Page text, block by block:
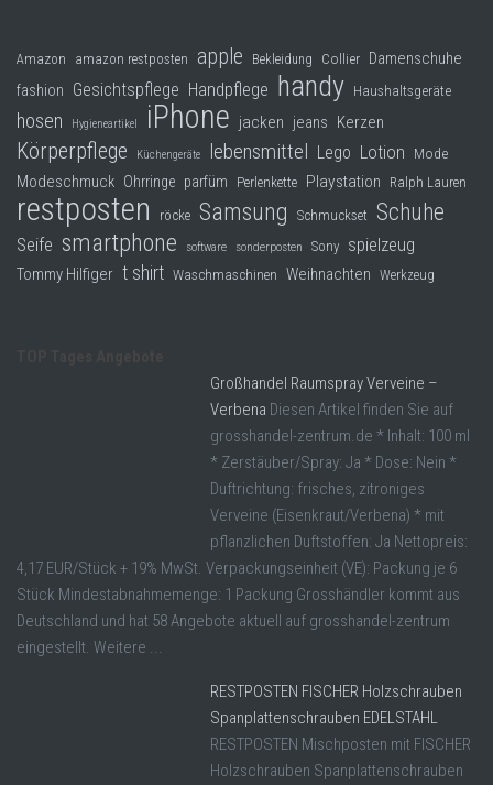
Amazon amazon restposten apple Bekleidung Collier Damenschuhe
fashion Gesichtspflege Handpflege handy Haushaltsgeräte
hosen Hygieneartikel iPhone jacken jeans Kerzen
Körperpflege Küchengeräte lebensmittel Lego Lotion Mode
Modeschmuck Ohrringe parfüm Perlenkette Playstation Ralph Lauren
restposten röcke Samsung Schmuckset Schuhe
Seife smartphone software sonderposten Sony spielzeug
Tommy Hilfiger t shirt Waschmaschinen Weihnachten Werkzeug
Großhandel Raumspray Verveine –
Verbena Diesen Artikel finden Sie auf
grosshandel-zentrum.de * Inhalt: 100 ml
* Zerstäuber/Spray: Ja * Dose: Nein *
Duftrichtung: frisches, zitroniges
Verveine (Eisenkraut/Verbena) * mit
pflanzlichen Duftstoffen: Ja Nettopreis:
4,17 EUR/Stück + 19% MwSt. Verpackungseinheit (VE): Packung je 6
Stück Mindestabnahmemenge: 1 Packung Grosshändler kommt aus
Deutschland und hat 58 Angebote aktuell auf grosshandel-zentrum
eingestellt. Weitere ...
RESTPOSTEN FISCHER Holzschrauben
Spanplattenschrauben EDELSTAHL
RESTPOSTEN Mischposten mit FISCHER
Holzschrauben Spanplattenschrauben